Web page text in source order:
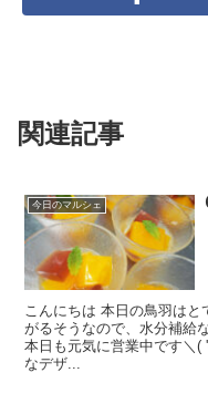
関連記事
今日のマルシェ
こんにちは 本日の鳥羽は
がるそうなので、水分補給
本日も元気に営業中です＼
なデザ...